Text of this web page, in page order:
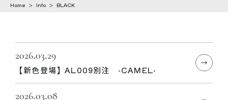
Home > Info > BLACK
2026.03.29
【新色登場】AL009別注 -CAMEL-
2026.03.08